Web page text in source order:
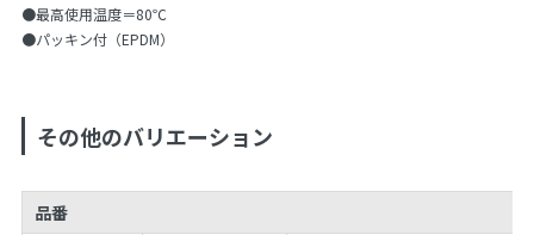
●最高使用温度＝80℃
●パッキン付（EPDM）
その他のバリエーション
品番